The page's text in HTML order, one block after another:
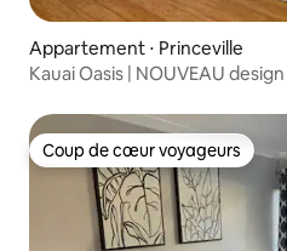
Appartement ⋅ Princeville
Kauai Oasis | NOUVEAU
Coup de cœur voyageurs
Coup de cœur voyageurs